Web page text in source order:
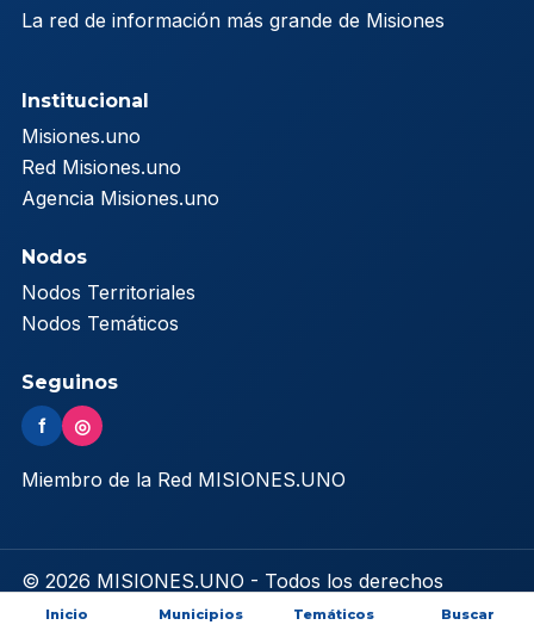
La red de información más grande de Misiones
Institucional
Misiones.uno
Red Misiones.uno
Agencia Misiones.uno
Nodos
Nodos Territoriales
Nodos Temáticos
Seguinos
f ◎
Miembro de la Red MISIONES.UNO
© 2026 MISIONES.UNO - Todos los derechos
reservados
Inicio Municipios Temáticos Buscar